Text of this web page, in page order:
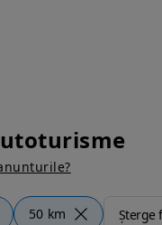
50 km Șterge